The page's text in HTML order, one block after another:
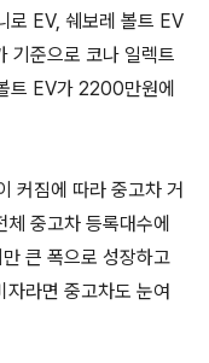
로 EV, 쉐보레 볼트 EV
기준으로 코나 일렉트
트 EV가 2200만원에
커짐에 따라 중고차 거
체 중고차 등록대수에
큰 폭으로 성장하고
자라면 중고차도 눈여